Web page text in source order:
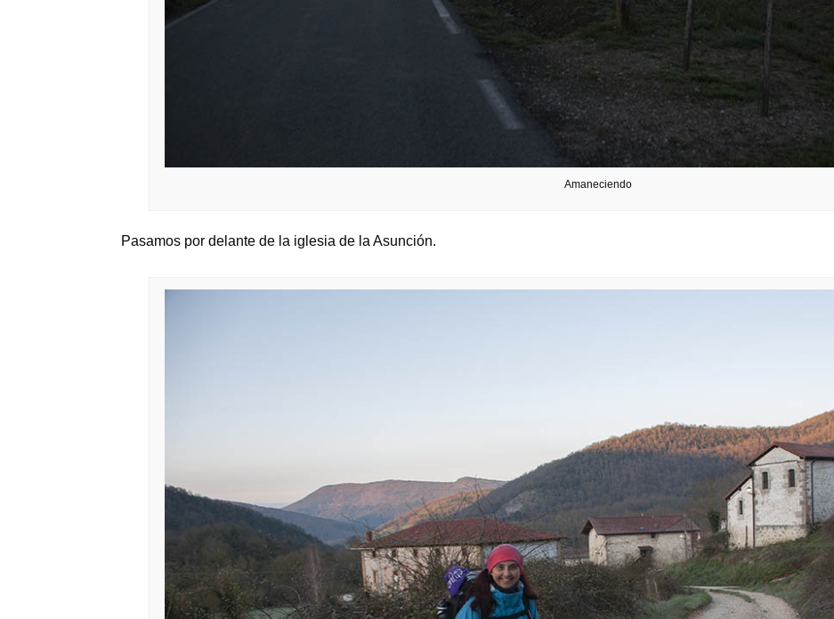
Amaneciendo
Pasamos por delante de la iglesia de la Asunción.